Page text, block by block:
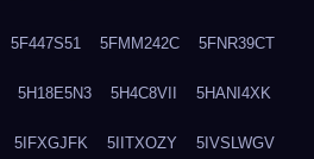
5F447S51 5FMM242C 5FNR39CT
5H18E5N3 5H4C8VII 5HANI4XK
5IFXGJFK 5IITXOZY 5IVSLWGV